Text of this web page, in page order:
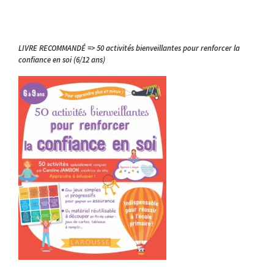
LIVRE RECOMMANDÉ => 50 activités bienveillantes pour renforcer la
confiance en soi (6/12 ans)